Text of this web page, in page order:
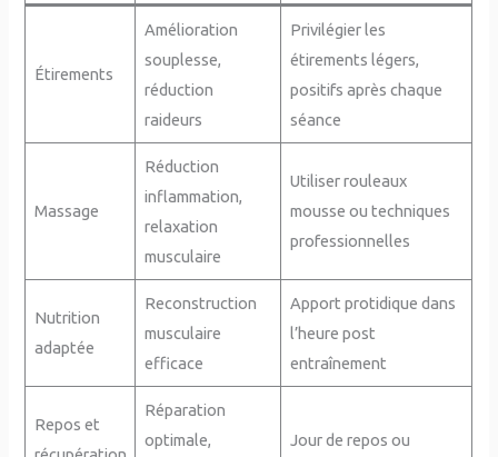
Étirements
Amélioration
souplesse,
réduction
raideurs
Privilégier les
étirements légers,
positifs après chaque
séance
Massage
Réduction
inflammation,
relaxation
musculaire
Utiliser rouleaux
mousse ou techniques
professionnelles
Nutrition
adaptée
Reconstruction
musculaire
efficace
Apport protidique dans
l’heure post
entraînement
Repos et
Réparation
optimale,
Jour de repos ou